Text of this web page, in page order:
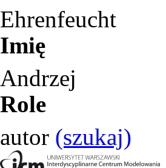
Ehrenfeucht
Imię
Andrzej
Role
autor (szukaj)